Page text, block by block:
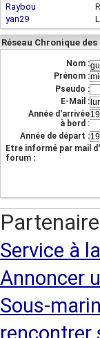
Raybou
yan29
Réseau Chronique
Nom :
Prénom :
Pseudo :
E-Mail :
Année d'arrivée
à bord :
Année de départ :
Etre informé par mail
forum :
Service à
Annoncer
Sous-
rencontrer